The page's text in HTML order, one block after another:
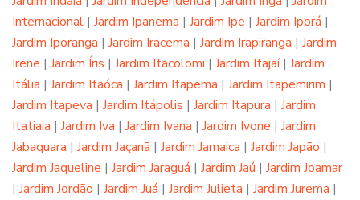
Internacional | Jardim Ipanema | Jardim Ipe | Jardim Iporá |
Jardim Iporanga | Jardim Iracema | Jardim Irapiranga | Jardim
Irene | Jardim Íris | Jardim Itacolomi | Jardim Itajaí| Jardim
Itália | Jardim Itaóca | Jardim Itapema | Jardim Itapemirim |
Jardim Itapeva | Jardim Itápolis | Jardim Itapura | Jardim
Itatiaia | Jardim Iva | Jardim Ivana | Jardim Ivone | Jardim
Jabaquara | Jardim Jaçanã | Jardim Jamaica | Jardim Japão |
Jardim Jaqueline | Jardim Jaraguá | Jardim Jaú | Jardim Joamar
| Jardim Jordão | Jardim Juá | Jardim Julieta | Jardim Jurema |